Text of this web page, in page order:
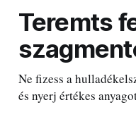
Teremts
Ne fizess a
és nyerj értékes